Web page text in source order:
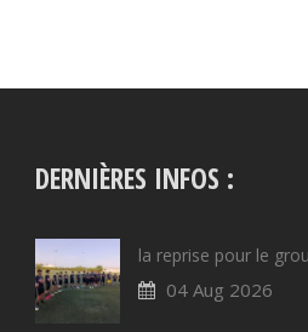
DERNIÈRES INFOS :
la reprise pour le
04 Aug 2026